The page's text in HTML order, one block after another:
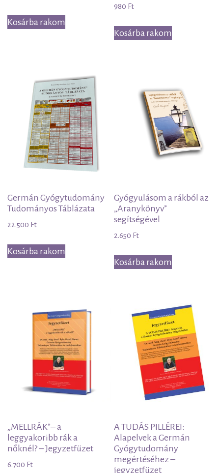
Kosárba rakom
980 Ft
Kosárba rakom
Germán Gyógytudomány
Tudományos Táblázata
22.500 Ft
Kosárba rakom
Gyógyulásom a rákból az
„Aranykönyv”
segítségével
2.650 Ft
Kosárba rakom
„MELLRÁK”– a
leggyakoribb rák a
nőknél? – Jegyzetfüzet
6.700 Ft
A TUDÁS PILLÉREI:
Alapelvek a Germán
Gyógytudomány
megértéséhez –
jegyzetfüzet